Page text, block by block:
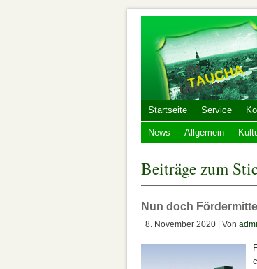
Startseite Service
News Allgemein
Beiträge zum
Nun doch
8. November 2020 | Von